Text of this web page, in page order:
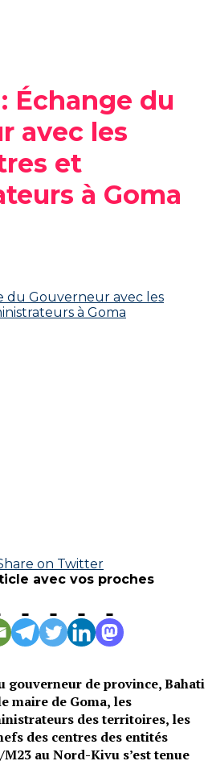
Échange du
avec les
et
à Goma
on Twitter
avec vos proches
gouverneur de province, Bahati
maire de Goma, les
des territoires, les
des centres des entités
au Nord-Kivu s’est tenue